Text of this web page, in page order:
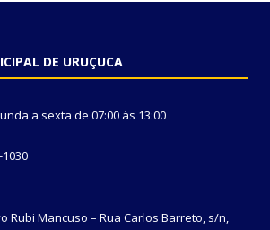
DE URUÇUCA
a sexta de 07:00 às 13:00
1030
Rubi Mancuso – Rua Carlos Barreto, s/n,